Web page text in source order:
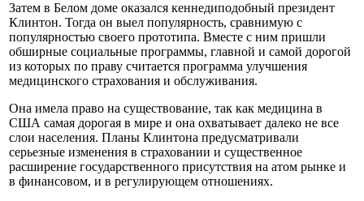
Затем в Белом доме оказался кеннедиподобный президент
Клинтон. Тогда он выел популярность, сравнимую с
популярностью своего прототипа. Вместе с ним пришли
обширные социальные программы, главной и самой дорогой
из которых по праву считается программа улучшения
медицинского страхования и обслуживания.
Она имела право на существование, так как медицина в
США самая дорогая в мире и она охватывает далеко не все
слои населения. Планы Клинтона предусматривали
серьезные изменения в страховании и существенное
расширение государственного присутствия на атом рынке и
в финансовом, и в регулирующем отношениях.